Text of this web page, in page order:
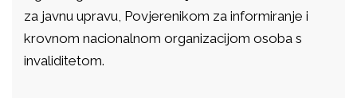
za javnu upravu, Povjerenikom za informiranje i
krovnom nacionalnom organizacijom osoba s
invaliditetom.